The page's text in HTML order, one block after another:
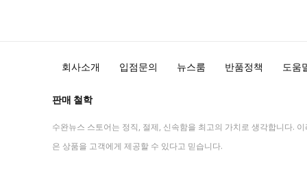
회사소개 입점문의 뉴스룸 반품정책 도움
판매 철학
수완뉴스 스토어는 정직, 절제, 신속함을 최고의 가치로 생각합니다.
은 상품을 고객에게 제공할 수 있다고 믿습니다.